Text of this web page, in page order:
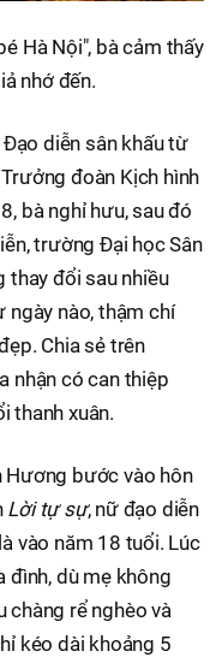
Hà Nội", bà cảm thấy
nhớ đến.
diễn sân khấu từ
đoàn Kịch hình
bà nghỉ hưu, sau đó
trường Đại học Sân
thay đổi sau nhiều
ngày nào, thậm chí
Chia sẻ trên
nhận có can thiệp
thanh xuân.
Hương bước vào hôn
Lời tự sự, nữ đạo diễn
vào năm 18 tuổi. Lúc
đình, dù mẹ không
chàng rể nghèo và
kéo dài khoảng 5